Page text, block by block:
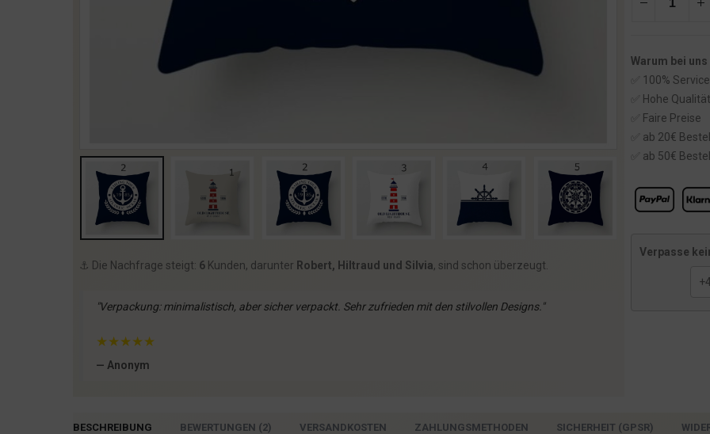
⚓️ Die Nachfrage steigt: 6 Kunden, darunter Robert, Hiltraud und Silvia, sind schon überzeugt.
"Verpackung: minimalistisch, aber sicher verpackt. Sehr zufrieden mit den stilvollen Designs."
★★★★★
— Anonym
Warum bei
✅ 100% Service
✅ Hohe Qualität
✅ Faire Preise
✅ ab 20€
✅ ab 50€
Verpasse
BESCHREIBUNG BEWERTUNGEN (2) VERSANDKOSTEN ZAHLUNGSMETHODEN SICHERHEIT (GPSR)